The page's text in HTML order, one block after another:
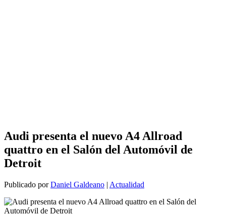
Audi presenta el nuevo A4 Allroad
quattro en el Salón del Automóvil de
Detroit
Publicado porDaniel Galdeano | Actualidad